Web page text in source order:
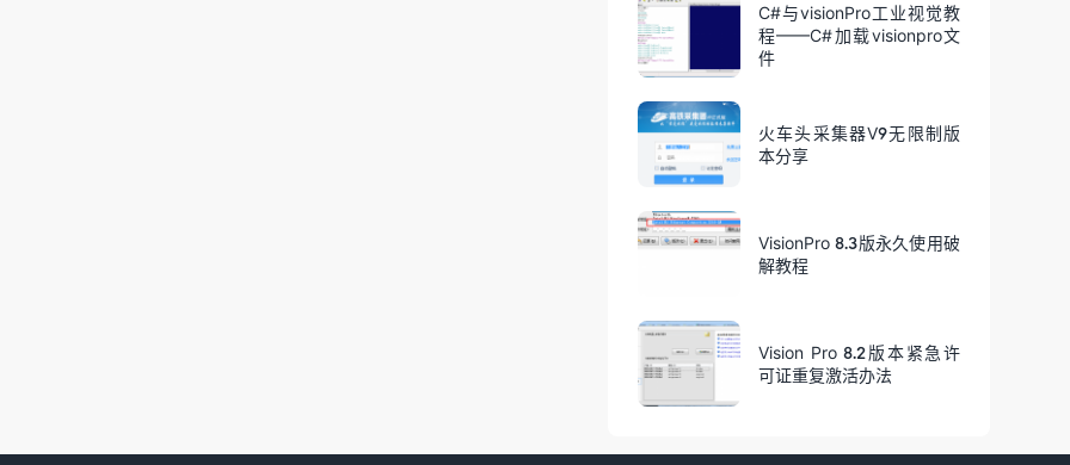
C#与visionPro工业视觉教
程——C#加载visionpro文
件
火车头采集器V9无限制版
本分享
VisionPro 8.3版永久使用破
解教程
Vision Pro 8.2版本紧急许
可证重复激活办法